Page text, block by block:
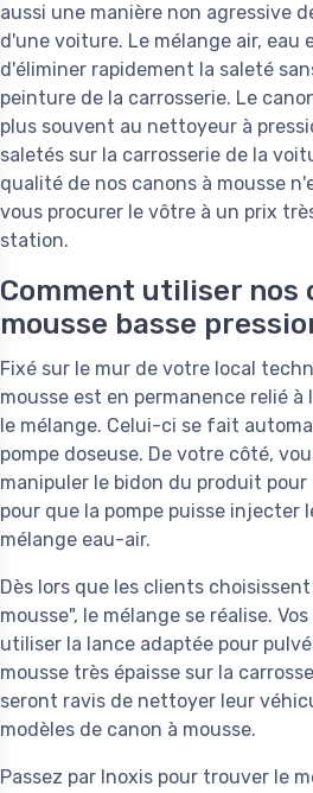
aussi une manière non agressive
d'une voiture. Le mélange air, eau
d'éliminer rapidement la saleté
peinture de la carrosserie. Le
plus souvent au nettoyeur à
saletés sur la carrosserie de la
qualité de nos canons à mousse
vous procurer le vôtre à un prix
station.
Comment utiliser nos
mousse basse
Fixé sur le mur de votre local
mousse est en permanence relié
le mélange. Celui-ci se fait
pompe doseuse. De votre côté,
manipuler le bidon du produit
pour que la pompe puisse injecter
mélange eau-air.
Dès lors que les clients
mousse", le mélange se réalise.
utiliser la lance adaptée pour
mousse très épaisse sur la
seront ravis de nettoyer leur
modèles de canon à mousse.
Passez par Inoxis pour trouver le